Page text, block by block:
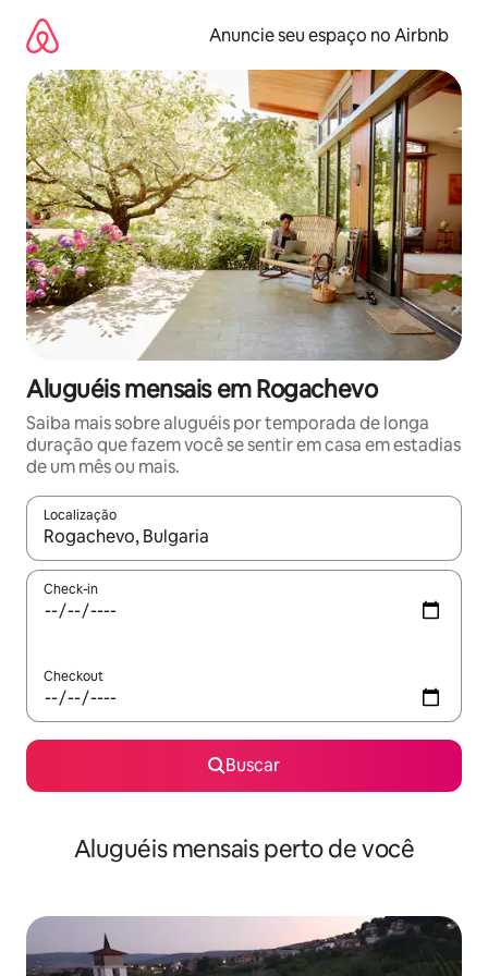
para
conteúdo
Anuncie seu espaço no Airbnb
Aluguéis mensais em Rogachevo
Saiba mais sobre aluguéis por temporada de longa
duração que fazem você se sentir em casa em estadias
de um mês ou mais.
Localização
Quando os resultados estiverem disponíveis, explore-os
Check-in
Checkout
Buscar
Aluguéis mensais perto de você